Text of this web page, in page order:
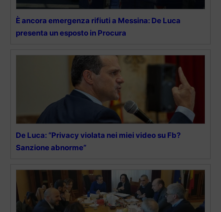
È ancora emergenza rifiuti a Messina: De Luca
presenta un esposto in Procura
De Luca: “Privacy violata nei miei video su Fb?
Sanzione abnorme”